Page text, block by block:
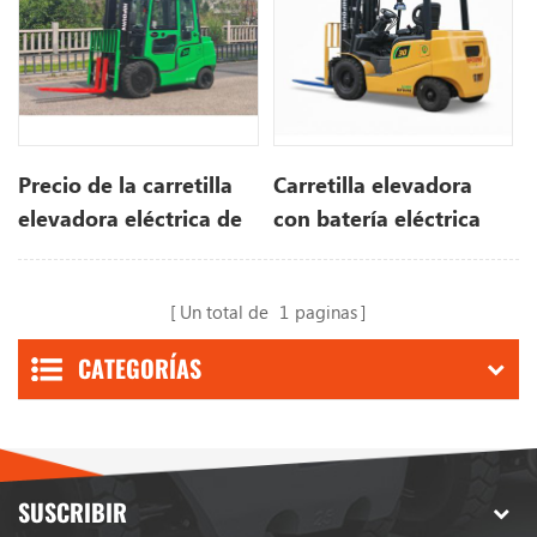
Precio de la carretilla
elevadora eléctrica de
3 toneladas
Carretilla elevadora
con batería eléctrica
Hifoune Precio de 3
Un total de 1 paginas
CATEGORÍAS
SUSCRIBIR